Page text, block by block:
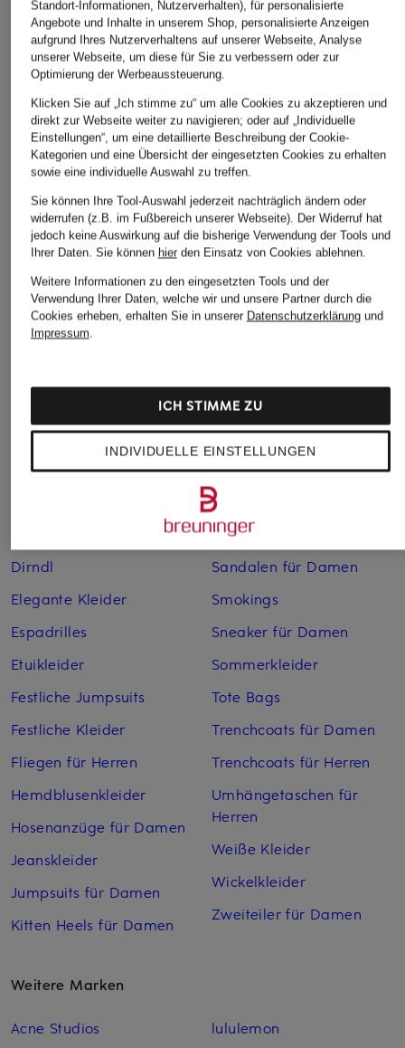
Hose ELOUISE
CHF 209
Ursprünglich:CHF 259
Marlenehose
CHF 100
Ursprünglich:CHF 199
Marlenehose
CHF 70
Weitere Kategorien
Abendkleider
Anzüge für Herren
Boleros für Damen
Brautschuhe
Cowboy Boots für Damen
Dirndl
Elegante Kleider
Espadrilles
Etuikleider
Festliche Jumpsuits
Festliche Kleider
Fliegen für Herren
Hemdblusenkleider
Hosenanzüge für Damen
Jeanskleider
Jumpsuits für Damen
Kitten Heels für Damen
Kleider
Leinenhosen für Herren
Leinenkleider
Maxikleider
Regenmäntel für Damen
Sakkos
Sandalen für Damen
Smokings
Sneaker für Damen
Sommerkleider
Tote Bags
Trenchcoats für Damen
Trenchcoats für Herren
Umhängetaschen für
Herren
Weiße Kleider
Wickelkleider
Zweiteiler für Damen
Weitere Marken
Acne Studios
lululemon
Standort-Informationen, Nutzerverhalten), für personalisierte
Angebote und Inhalte in unserem Shop, personalisierte Anzeigen
aufgrund Ihres Nutzerverhaltens auf unserer Webseite, Analyse
unserer Webseite, um diese für Sie zu verbessern oder zur
Optimierung der Werbeaussteuerung.
Klicken Sie auf „Ich stimme zu“ um alle Cookies zu akzeptieren und
direkt zur Webseite weiter zu navigieren; oder auf „Individuelle
Einstellungen“, um eine detaillierte Beschreibung der Cookie-
Kategorien und eine Übersicht der eingesetzten Cookies zu erhalten
sowie eine individuelle Auswahl zu treffen.
Sie können Ihre Tool-Auswahl jederzeit nachträglich ändern oder
widerrufen (z.B. im Fußbereich unserer Webseite). Der Widerruf hat
jedoch keine Auswirkung auf die bisherige Verwendung der Tools und
Ihrer Daten. Sie können hierden Einsatz von Cookies ablehnen.
Weitere Informationen zu den eingesetzten Tools und der
Verwendung Ihrer Daten, welche wir und unsere Partner durch die
Cookies erheben, erhalten Sie in unserer Datenschutzerklärungund
Impressum.
INDIVIDUELLE EINSTELLUNGEN
ICH STIMME ZU